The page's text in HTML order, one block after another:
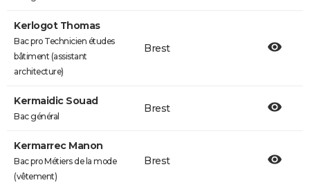
Kerlogot Thomas
Bac pro Technicien études
bâtiment (assistant
architecture)
Brest
Kermaidic Souad
Bac général
Brest
Kermarrec Manon
Bac pro Métiers de la mode
(vêtement)
Brest